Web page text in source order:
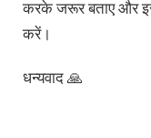
करके जरूर बताए और
करें।
धन्यवाद 🙏